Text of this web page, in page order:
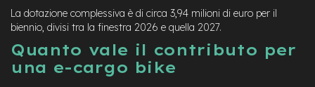
La dotazione complessiva è di circa 3,94 milioni di euro per il
biennio, divisi tra la finestra 2026 e quella 2027.
Quanto vale il contributo per
una e-cargo bike